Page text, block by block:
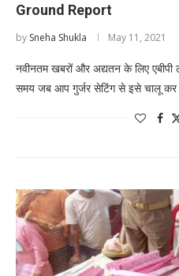
Ground Report
by Sneha Shukla May 11, 2021
नवीनतम खबरों और अद्यतन के लिए एबीपी
समय जब आप गुर्जर सेटिंग से इसे चालू